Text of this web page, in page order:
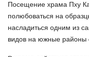
Посещение храма Пху
полюбоваться на
насладиться одним из
видов на южные районы